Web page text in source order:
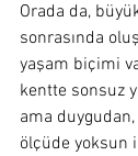
Orada da,
sonrasında
yaşam biçimi
kentte sonsuz
ama
ölçüde yoksun